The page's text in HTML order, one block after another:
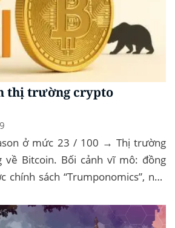
thị trường crypto
ở mức 23 / 100 → Thị trường
về Bitcoin. Bối cảnh vĩ mô: đồng
chính sách “Trumponomics”, nhà